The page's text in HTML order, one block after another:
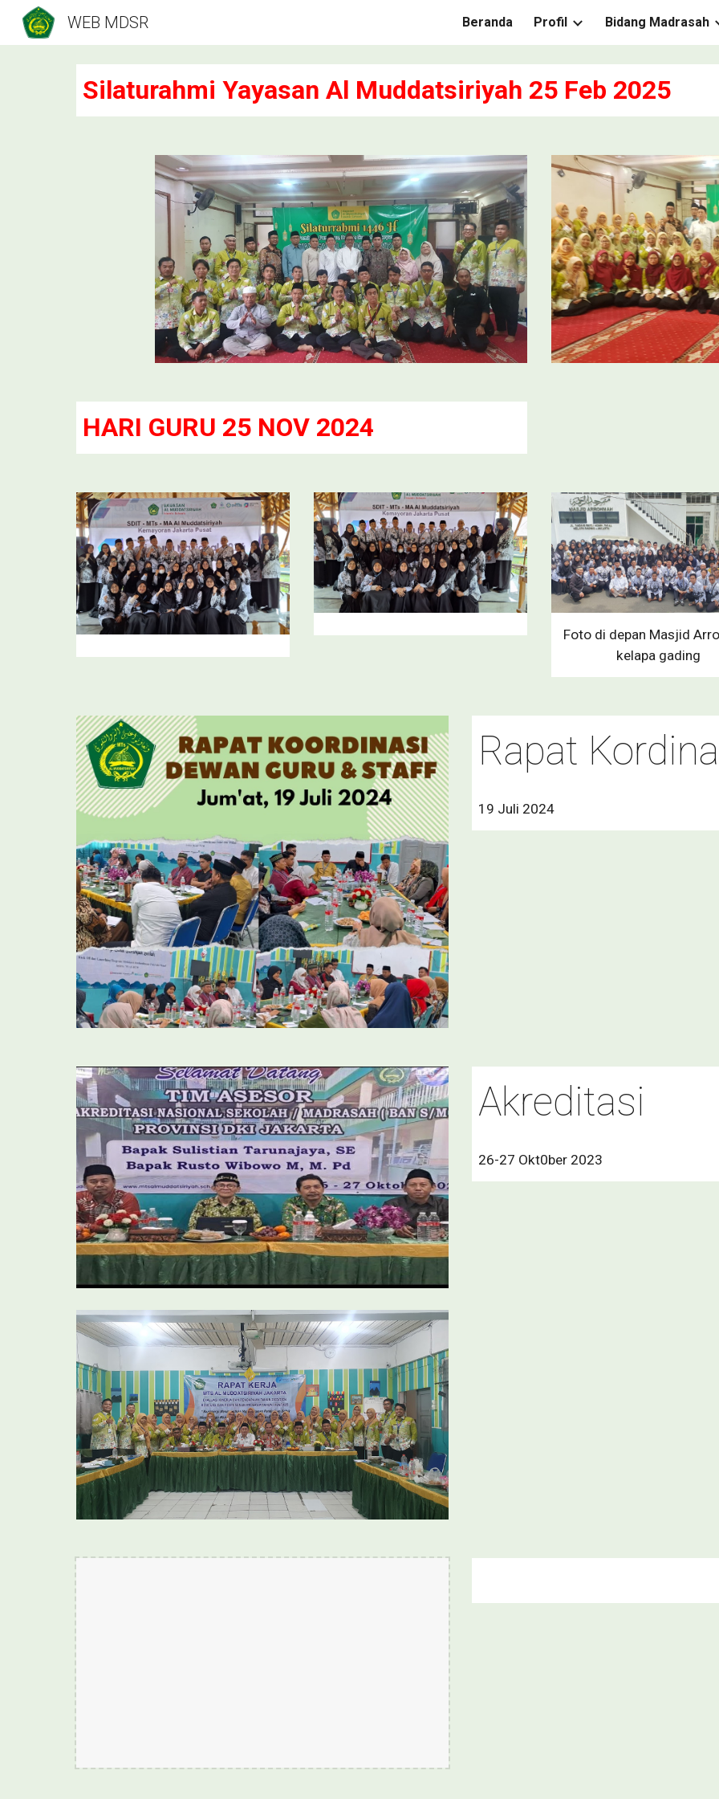
Skip to
WEB MDSR Beranda Profil Bidang Madrasah
Silaturahmi Yayasan Al Muddatsiriyah 25 Feb 2025
HARI GURU 25 NOV 2024
Foto di depan Masjid
kelapa gading
Rapat
19 Juli 2024
Akreditasi
26-27 Okt0ber 2023